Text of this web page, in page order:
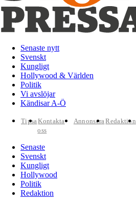
Senaste nytt
Svenskt
Kungligt
Hollywood & Världen
Politik
Vi avslöjar
Kändisar A-Ö
TipsaKontakta
oss
AnnonseraRedaktion
Senaste
Svenskt
Kungligt
Hollywood
Politik
Redaktion